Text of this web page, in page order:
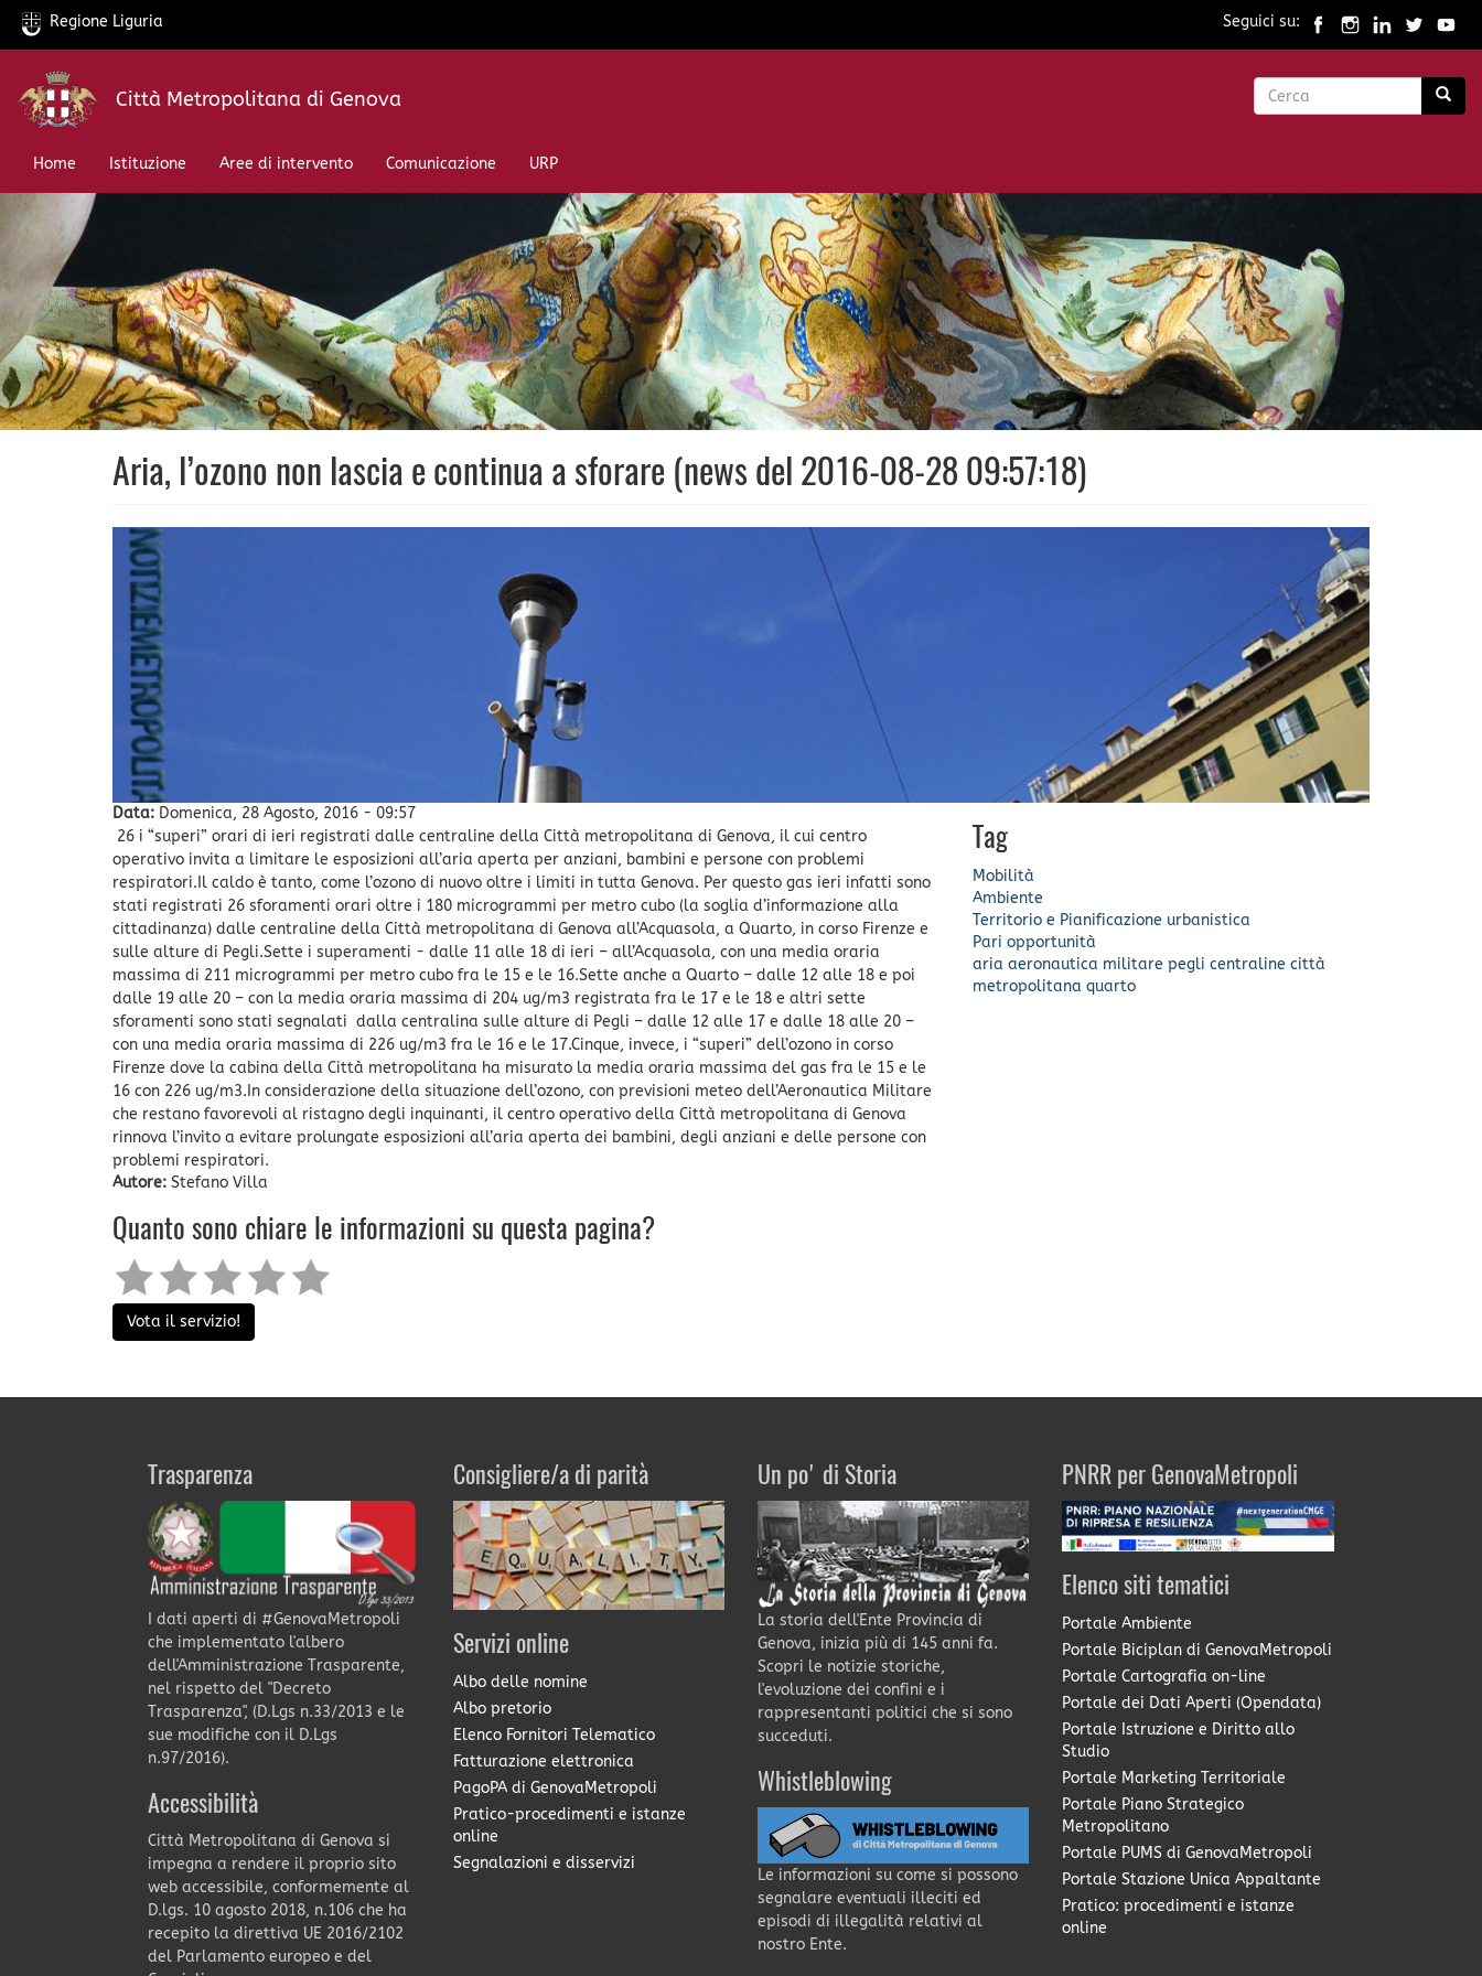
Salta
contenuto
Regione Liguria Seguici su:
Città Metropolitana di Genova
Form
Home
Istituzione Aree di intervento Comunicazione URP
Aria, l’ozono non lascia e continua a sforare (news del 2016-08-28 09:57:18)
Data: Domenica, 28 Agosto, 2016 - 09:57
26 i “superi” orari di ieri registrati dalle centraline della Città metropolitana di Genova, il cui centro
operativo invita a limitare le esposizioni all’aria aperta per anziani, bambini e persone con problemi
respiratori.Il caldo è tanto, come l’ozono di nuovo oltre i limiti in tutta Genova. Per questo gas ieri infatti sono
stati registrati 26 sforamenti orari oltre i 180 microgrammi per metro cubo (la soglia d’informazione alla
cittadinanza) dalle centraline della Città metropolitana di Genova all’Acquasola, a Quarto, in corso Firenze e
sulle alture di Pegli.Sette i superamenti - dalle 11 alle 18 di ieri – all’Acquasola, con una media oraria
massima di 211 microgrammi per metro cubo fra le 15 e le 16.Sette anche a Quarto – dalle 12 alle 18 e poi
dalle 19 alle 20 – con la media oraria massima di 204 ug/m3 registrata fra le 17 e le 18 e altri sette
sforamenti sono stati segnalati dalla centralina sulle alture di Pegli – dalle 12 alle 17 e dalle 18 alle 20 –
con una media oraria massima di 226 ug/m3 fra le 16 e le 17.Cinque, invece, i “superi” dell’ozono in corso
Firenze dove la cabina della Città metropolitana ha misurato la media oraria massima del gas fra le 15 e le
16 con 226 ug/m3.In considerazione della situazione dell’ozono, con previsioni meteo dell’Aeronautica Militare
che restano favorevoli al ristagno degli inquinanti, il centro operativo della Città metropolitana di Genova
rinnova l’invito a evitare prolungate esposizioni all’aria aperta dei bambini, degli anziani e delle persone con
problemi respiratori.
Autore: Stefano Villa
Tag
Mobilità
Ambiente
Territorio e Pianificazione urbanistica
Pari opportunità
aria aeronautica militare pegli centraline città
metropolitana quarto
Quanto sono chiare le informazioni su questa pagina?
Vota il servizio!
Trasparenza
I dati aperti di #GenovaMetropoli
che implementato l'albero
dell'Amministrazione Trasparente,
nel rispetto del "Decreto
Trasparenza", (D.Lgs n.33/2013 e le
sue modifiche con il D.Lgs
n.97/2016).
Accessibilità
Città Metropolitana di Genova si
impegna a rendere il proprio sito
web accessibile, conformemente al
D.lgs. 10 agosto 2018, n.106 che ha
recepito la direttiva UE 2016/2102
del Parlamento europeo e del
Consigliere/a di parità
Servizi online
Albo delle nomine
Albo pretorio
Elenco Fornitori Telematico
Fatturazione elettronica
PagoPA di GenovaMetropoli
Pratico-procedimenti e istanze
online
Segnalazioni e disservizi
Un po' di Storia
La storia dell'Ente Provincia di
Genova, inizia più di 145 anni fa.
Scopri le notizie storiche,
l'evoluzione dei confini e i
rappresentanti politici che si sono
succeduti.
Whistleblowing
Le informazioni su come si possono
segnalare eventuali illeciti ed
episodi di illegalità relativi al
nostro Ente.
PNRR per GenovaMetropoli
Elenco siti tematici
Portale Ambiente
Portale Biciplan di GenovaMetropoli
Portale Cartografia on-line
Portale dei Dati Aperti (Opendata)
Portale Istruzione e Diritto allo
Studio
Portale Marketing Territoriale
Portale Piano Strategico
Metropolitano
Portale PUMS di GenovaMetropoli
Portale Stazione Unica Appaltante
Pratico: procedimenti e istanze
online